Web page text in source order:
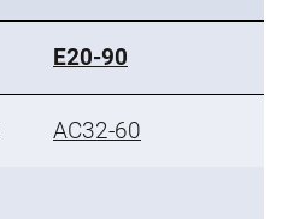
E20-90
AC32-60